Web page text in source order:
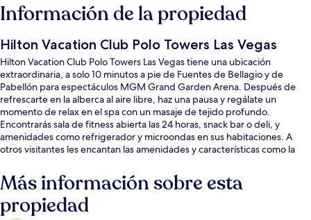
Información de la propiedad
Hilton Vacation Club Polo Towers Las Vegas
Hilton Vacation Club Polo Towers Las Vegas tiene una ubicación
extraordinaria, a solo 10 minutos a pie de Fuentes de Bellagio y de
Pabellón para espectáculos MGM Grand Garden Arena. Después de
refrescarte en la alberca al aire libre, haz una pausa y regálate un
momento de relax en el spa con un masaje de tejido profundo.
Encontrarás sala de fitness abierta las 24 horas, snack bar o deli, y
amenidades como refrigerador y microondas en sus habitaciones. A
otros visitantes les encantan las amenidades y características como la
pie de algunas opciones de transporte público: Estación de monorraíl
MGM Grand está a 11 minutos.
Más información sobre esta
propiedad